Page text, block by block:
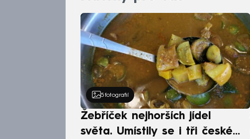
5 fotografií
Žebříček nejhorších jídel
světa. Umístily se i tři české